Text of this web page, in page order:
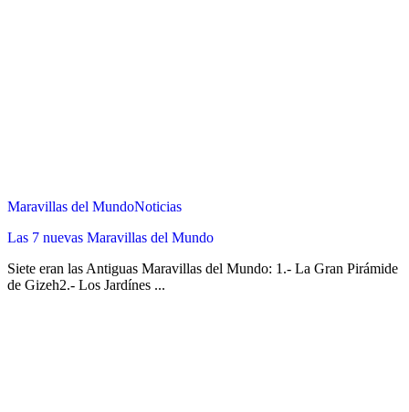
Maravillas del MundoNoticias
Las 7 nuevas Maravillas del Mundo
Siete eran las Antiguas Maravillas del Mundo: 1.- La Gran Pirámide
de Gizeh2.- Los Jardínes ...